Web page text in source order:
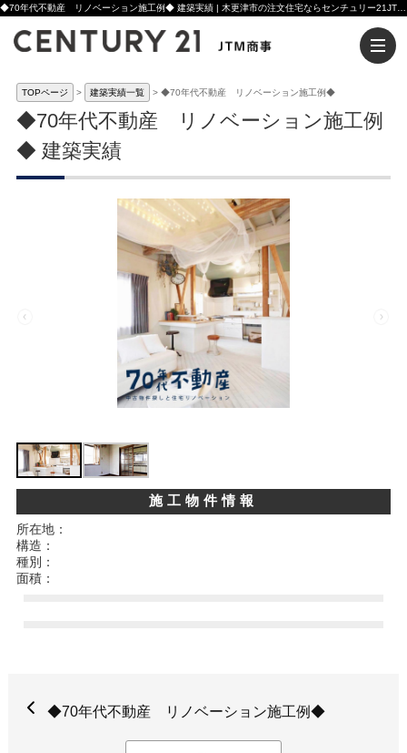
TOPページ 建築実績一覧 ◆70年代不動産 リノベーション施工例◆
◆70年代不動産 リノベーション施工例
◆ 建築実績
施工物件情報
所在地：
構造：
種別：
面積：
◆70年代不動産 リノベーション施工例◆